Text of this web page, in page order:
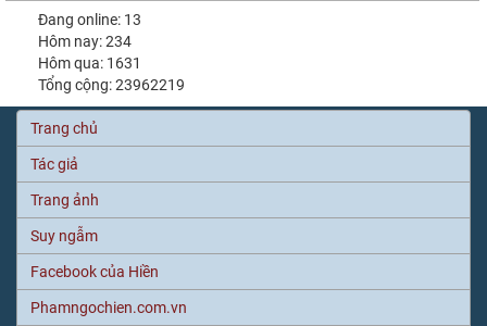
Đang online: 13
Hôm nay: 234
Hôm qua: 1631
Tổng cộng: 23962219
Trang chủ
Tác giả
Trang ảnh
Suy ngẫm
Facebook của Hiền
Phamngochien.com.vn